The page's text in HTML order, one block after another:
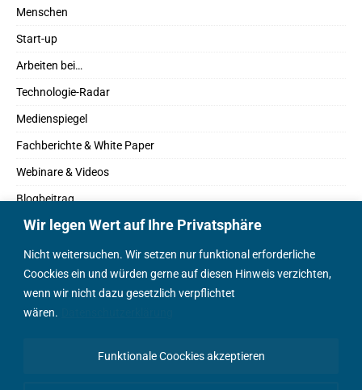
Wir legen Wert auf Ihre Privatsphäre
Nicht weitersuchen. Wir setzen nur funktional erforderliche
Coockies ein und würden gerne auf diesen Hinweis verzichten,
wenn wir nicht dazu gesetzlich verpflichtet
wären.
Funktionale Coockies akzeptieren
Menschen
Start-up
Arbeiten bei…
Technologie-Radar
Medienspiegel
Fachberichte & White Paper
Webinare & Videos
Blogbeitrag
Fachbücher
Marktreport
Podcasts
Positionspapier
English Content